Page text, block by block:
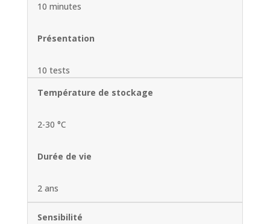
10 minutes
Présentation
10 tests
Température de stockage
2-30 °C
Durée de vie
2 ans
Sensibilité